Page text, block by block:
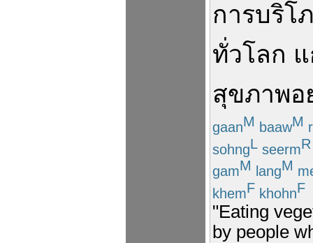
การบริโ
ทั่วโลก
สุขภาพอ
gaanM baawM
sohngL seermR
gamM langM
khemF khohnF
"Eating
by people